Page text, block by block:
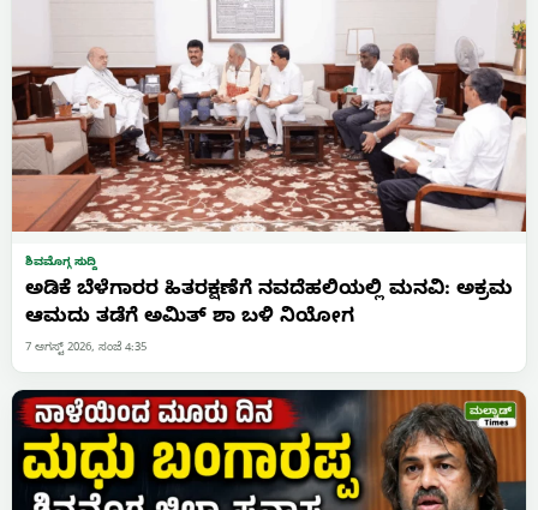
ಶಿವಮೊಗ್ಗ ಸುದ್ದಿ
ಅಡಿಕೆ ಬೆಳೆಗಾರರ ಹಿತರಕ್ಷಣೆಗೆ ನವದೆಹಲಿಯಲ್ಲಿ ಮನವಿ: ಅಕ್ರಮ
ಆಮದು ತಡೆಗೆ ಅಮಿತ್ ಶಾ ಬಳಿ ನಿಯೋಗ
7 ಆಗಸ್ಟ್ 2026, ಸಂಜೆ 4:35